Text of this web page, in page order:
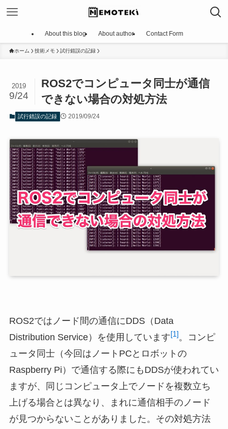
About this blog About author Contact Form
ホーム 技術メモ 試行錯誤の記録
ROS2でコンピュータ同士が通信
できない場合の対処方法
2019
9/24
試行錯誤の記録 2019/09/24
ROS2ではノード間の通信にDDS（Data
Distribution Service）を使用しています[1]。コンピ
ュータ同士（今回はノートPCとロボットの
Raspberry Pi）で通信する際にもDDSが使われてい
ますが、同じコンピュータ上でノードを複数立ち
上げる場合とは異なり、まれに通信相手のノード
が見つからないことがありました。その対処方法